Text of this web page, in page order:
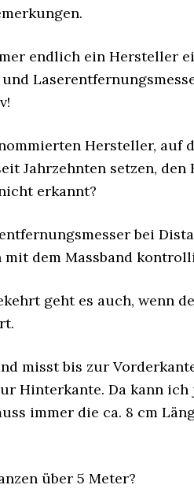
endlich ein Hersteller
Hersteller, auf
Jahrzehnten setzen, den
erkannt?
bei
dem Massband
geht es auch, wenn
misst bis zur
Hinterkante. Da kann
immer die ca. 8 cm
über 5 Meter?